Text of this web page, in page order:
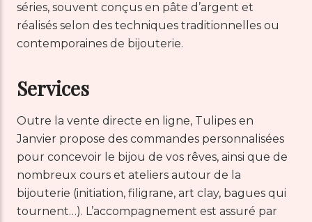
séries, souvent conçus en pâte d’argent et
réalisés selon des techniques traditionnelles ou
contemporaines de bijouterie.
Services
Outre la vente directe en ligne, Tulipes en
Janvier propose des commandes personnalisées
pour concevoir le bijou de vos rêves, ainsi que de
nombreux cours et ateliers autour de la
bijouterie (initiation, filigrane, art clay, bagues qui
tournent…). L’accompagnement est assuré par